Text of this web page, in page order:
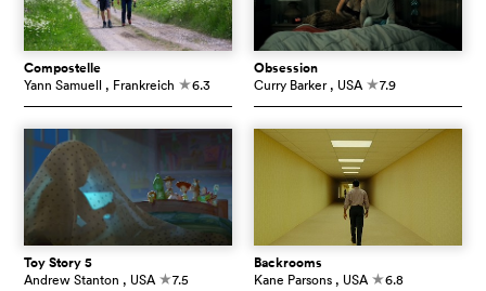
Compostelle
Yann Samuell , Frankreich c6.3
Obsession
Curry Barker , USA c7.9
Toy Story 5
Andrew Stanton , USA c7.5
Backrooms
Kane Parsons , USA c6.8